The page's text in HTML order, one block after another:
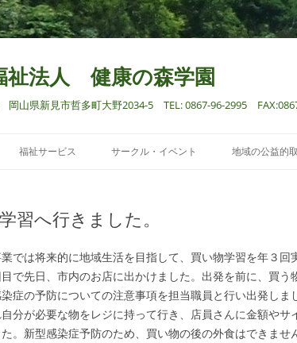
祉法人 健康の森学園
山県新見市哲多町大野2034-5 TEL: 0867-96-2995
福祉サービス サークル・イベント 地域の公益的
習へ行きました。
では将来的に地域生活を目指して、買い物学習を年３回
で先日、市内のお店に出かけました。出発を前に、買う
症の予防についての注意事項を担当職員と行い出発しま
分が必要な物をレジに持って行き、店員さんに金額やサ
。新型感染症予防のため、買い物の後の外食はできませ